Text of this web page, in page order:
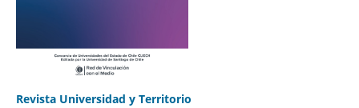
Revista Universidad y Territorio